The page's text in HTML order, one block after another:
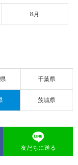
8月
千葉県
茨城県
友だちに送る